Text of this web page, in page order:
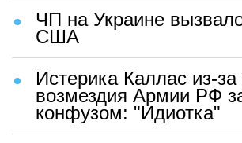
ЧП на Украине
США
Истерика Каллас из-за
возмездия Армии РФ
конфузом: "Идиотка"